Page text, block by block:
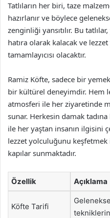
Tatlıların her biri, taze
hazırlanır ve böylece
zenginliği yansıtılır. Bu
hatıra olarak kalacak ve
tamamlayıcısı olacaktır.
Ramiz Köfte, sadece bir
bir kültürel deneyimdir. Hem
atmosferi ile her ziyaretinde
sunar. Herkesin damak
ile her yaştan insanın ilgisini
lezzet yolculuğunu keşfetmek
kapılar sunmaktadır.
Özellik Açıklama
Köfte Tarifi